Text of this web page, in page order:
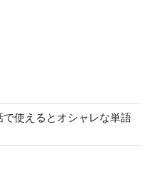
使えるとオシャレな単語